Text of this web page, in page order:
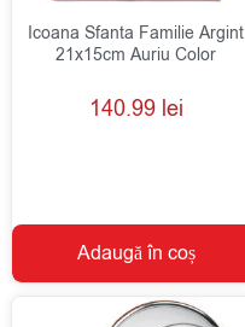
Icoana Sfanta Familie Argint
21x15cm Auriu Color
140.99 lei
Adaugă în coș